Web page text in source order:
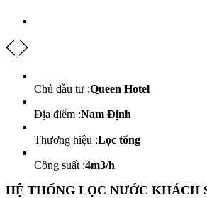
Chủ đầu tư :Queen Hotel
Địa điểm :Nam Định
Thương hiệu :Lọc tổng
Công suất :4m3/h
HỆ THỐNG LỌC NƯỚC